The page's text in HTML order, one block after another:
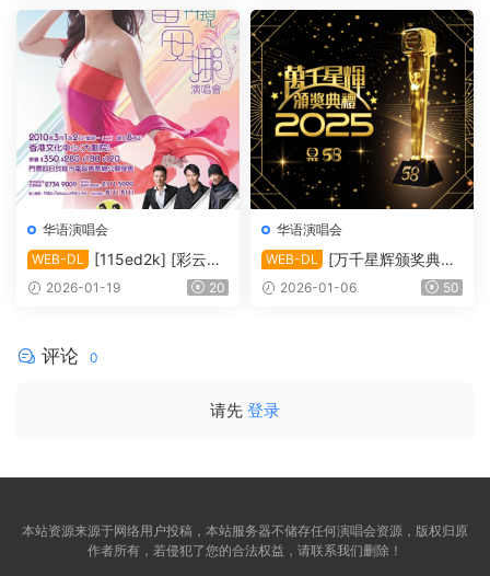
HBO][TS/20.33 GiB]
1][ISO/63.91 GiB]
华语演唱会
WEB-DL
[115ed2k] [彩云再
现雷安娜演唱会][1080i.HDT
2026-01-19 20
华语演唱会
WEB-DL
[万千星辉颁奖典礼
2025][1080i.HDTV.H264.D
2026-01-06 50
评论 0
请先 登录
本站资源来源于网络用户投稿，本站服务器不储存任何演唱会资源，版权归原
作者所有，若侵犯了您的合法权益，请联系我们删除！